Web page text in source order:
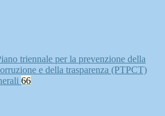
triennale per la prevenzione della
e della trasparenza (PTPCT)
66